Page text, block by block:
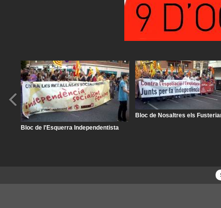
Bloc de l'Esquerra Independentista
Bloc de Nosaltres els